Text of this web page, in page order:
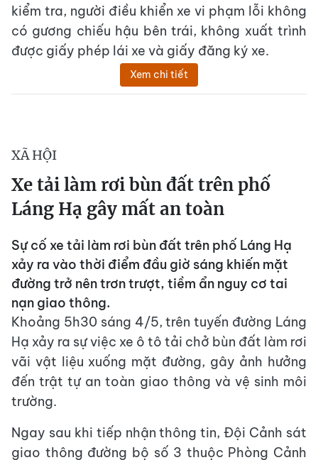
kiểm tra, người điều khiển xe vi phạm lỗi không
có gương chiếu hậu bên trái, không xuất trình
được giấy phép lái xe và giấy đăng ký xe.
Xem chi tiết
XÃ HỘI
Xe tải làm rơi bùn đất trên phố
Láng Hạ gây mất an toàn
Sự cố xe tải làm rơi bùn đất trên phố Láng Hạ
xảy ra vào thời điểm đầu giờ sáng khiến mặt
đường trở nên trơn trượt, tiềm ẩn nguy cơ tai
nạn giao thông.
Khoảng 5h30 sáng 4/5, trên tuyến đường Láng
Hạ xảy ra sự việc xe ô tô tải chở bùn đất làm rơi
vãi vật liệu xuống mặt đường, gây ảnh hưởng
đến trật tự an toàn giao thông và vệ sinh môi
trường.
Ngay sau khi tiếp nhận thông tin, Đội Cảnh sát
giao thông đường bộ số 3 thuộc Phòng Cảnh